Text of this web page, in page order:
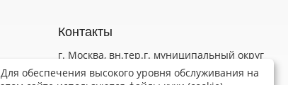
Контакты
г. Москва, вн.тер.г. муниципальный округ
Коньково, ул Обручева, д. 52 стр. 3
Для обеспечения высокого уровня обслуживания на